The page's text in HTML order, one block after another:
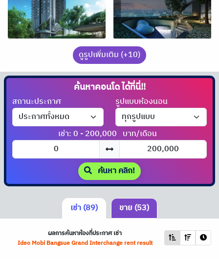
ดูรูปเพิ่มเติม (+10)
ค้นหาคอนโดได้ที่นี่!!
สถานะประกาศ รูปแบบห้องนอน
เช่า: 0 - 200,000 บาท/เดือน
ค้นหา คลิก!
เช่า (89) ขาย (53)
ผลการค้นหาห้องที่ประกาศ เช่า
Ideo Mobi Bangsue Grand Interchange rent result